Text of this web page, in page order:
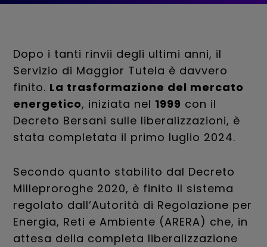
Dopo i tanti rinvii degli ultimi anni, il
Servizio di Maggior Tutela è davvero
finito. La trasformazione del mercato
energetico, iniziata nel 1999 con il
Decreto Bersani sulle liberalizzazioni, è
stata completata il primo luglio 2024.
Secondo quanto stabilito dal Decreto
Milleproroghe 2020, è finito il sistema
regolato dall’Autorità di Regolazione per
Energia, Reti e Ambiente (ARERA) che, in
attesa della completa liberalizzazione